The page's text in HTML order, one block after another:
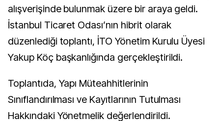
alışverişinde bulunmak üzere bir araya geldi.
İstanbul Ticaret Odası’nın hibrit olarak
düzenlediği toplantı, İTO Yönetim Kurulu Üyesi
Yakup Köç başkanlığında gerçekleştirildi.
Toplantıda, Yapı Müteahhitlerinin
Sınıflandırılması ve Kayıtlarının Tutulması
Hakkındaki Yönetmelik değerlendirildi.